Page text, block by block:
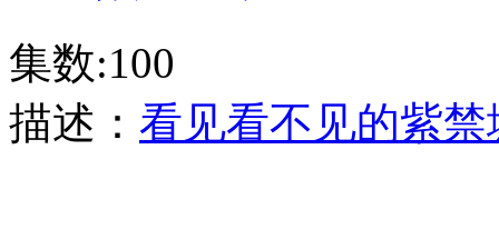
集数:100
描述： 看见看不见的紫禁